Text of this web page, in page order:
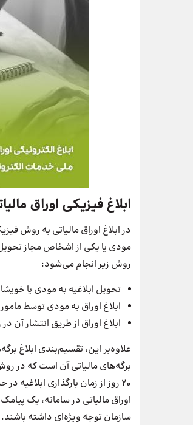
ابلاغ فیزیکی اوراق
در ابلاغ اوراق مالیاتی به روش
مودی یا یکی از اشخاص مجاز
روش زیر انجام می‌شود:
تحویل ابلاغیه به مودی یا
ابلاغ اوراق به مودی توسط
ابلاغ اوراق از طریق انتشار آن
علاوه‌بر این، تقسیم‌بندی ابلاغ
برگه‌های مالیاتی آن است که در
۲۰ روز از زمان بارگذاری
اوراق مالیاتی در سامانه، یک
سازمان توجه ویژه‌ای داشته باشند.